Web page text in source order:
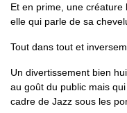
Et en prime, une créature
elle qui parle de sa
Tout dans tout et
Un divertissement bien
au goût du public mais
cadre de Jazz sous les